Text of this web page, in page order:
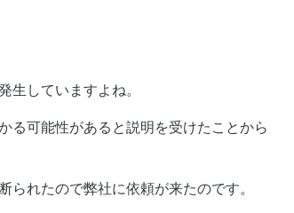
生していますよね。
る可能性があると説明を受けたことから
れたので弊社に依頼が来たのです。